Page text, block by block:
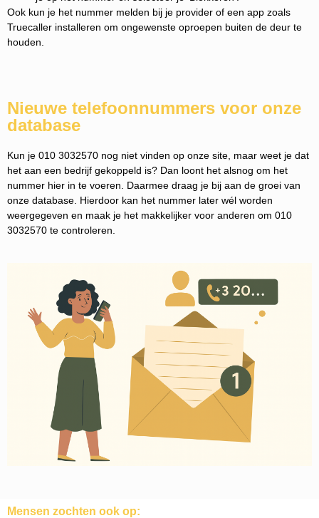
Ook kun je het nummer melden bij je provider of een app zoals
Truecaller installeren om ongewenste oproepen buiten de deur te
houden.
Nieuwe telefoonnummers voor onze
database
Kun je 010 3032570 nog niet vinden op onze site, maar weet je dat
het aan een bedrijf gekoppeld is? Dan loont het alsnog om het
nummer hier in te voeren. Daarmee draag je bij aan de groei van
onze database. Hierdoor kan het nummer later wél worden
weergegeven en maak je het makkelijker voor anderen om 010
3032570 te controleren.
Mensen zochten ook op: